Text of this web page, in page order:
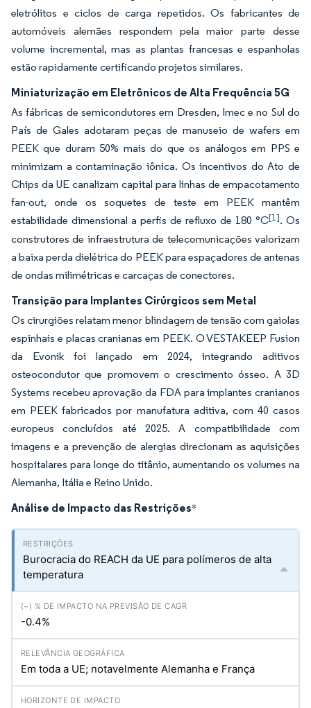
eletrólitos e ciclos de carga repetidos. Os fabricantes de
automóveis alemães respondem pela maior parte desse
volume incremental, mas as plantas francesas e espanholas
estão rapidamente certificando projetos similares.
Miniaturização em Eletrônicos de Alta Frequência 5G
As fábricas de semicondutores em Dresden, Imec e no Sul do
País de Gales adotaram peças de manuseio de wafers em
PEEK que duram 50% mais do que os análogos em PPS e
minimizam a contaminação iônica. Os incentivos do Ato de
Chips da UE canalizam capital para linhas de empacotamento
fan-out, onde os soquetes de teste em PEEK mantêm
estabilidade dimensional a perfis de refluxo de 180 °C[1]. Os
construtores de infraestrutura de telecomunicações valorizam
a baixa perda dielétrica do PEEK para espaçadores de antenas
de ondas milimétricas e carcaças de conectores.
Transição para Implantes Cirúrgicos sem Metal
Os cirurgiões relatam menor blindagem de tensão com gaiolas
espinhais e placas cranianas em PEEK. O VESTAKEEP Fusion
da Evonik foi lançado em 2024, integrando aditivos
osteocondutor que promovem o crescimento ósseo. A 3D
Systems recebeu aprovação da FDA para implantes cranianos
em PEEK fabricados por manufatura aditiva, com 40 casos
europeus concluídos até 2025. A compatibilidade com
imagens e a prevenção de alergias direcionam as aquisições
hospitalares para longe do titânio, aumentando os volumes na
Alemanha, Itália e Reino Unido.
Análise de Impacto das Restrições*
Burocracia do REACH da UE para polímeros de alta
temperatura
-0.4%
Em toda a UE; notavelmente Alemanha e França